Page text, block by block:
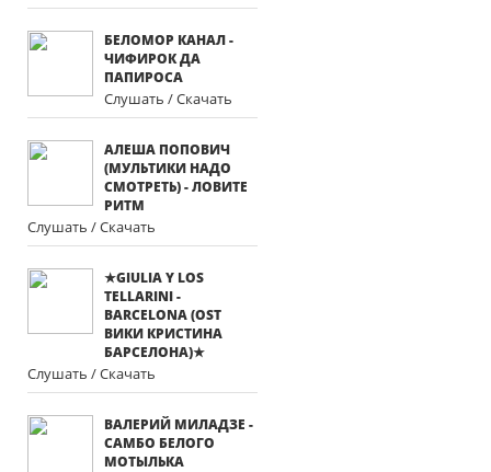
БЕЛОМОР КАНАЛ -
ЧИФИРОК ДА
ПАПИРОСА
Слушать / Скачать
АЛЕША ПОПОВИЧ
(МУЛЬТИКИ НАДО
СМОТРЕТЬ) - ЛОВИТЕ
РИТМ
Слушать / Скачать
★GIULIA Y LOS
TELLARINI -
BARCELONA (OST
ВИКИ КРИСТИНА
БАРСЕЛОНА)★
Слушать / Скачать
ВАЛЕРИЙ МИЛАДЗЕ -
САМБО БЕЛОГО
МОТЫЛЬКА